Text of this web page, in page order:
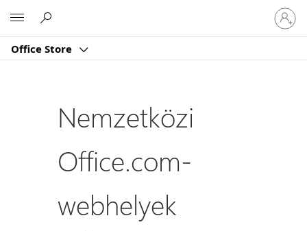
Office Store
be
a
Nemzetközi
Office.com-
webhelyek